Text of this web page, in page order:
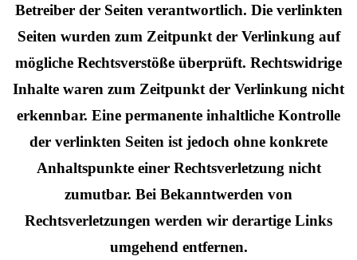
Betreiber der Seiten verantwortlich. Die verlinkten
Seiten wurden zum Zeitpunkt der Verlinkung auf
mögliche Rechtsverstöße überprüft. Rechtswidrige
Inhalte waren zum Zeitpunkt der Verlinkung nicht
erkennbar. Eine permanente inhaltliche Kontrolle
der verlinkten Seiten ist jedoch ohne konkrete
Anhaltspunkte einer Rechtsverletzung nicht
zumutbar. Bei Bekanntwerden von
Rechtsverletzungen werden wir derartige Links
umgehend entfernen.